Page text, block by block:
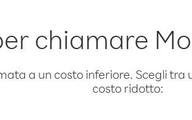
chiamare
a un costo inferiore. Scegli tra
costo ridotto: